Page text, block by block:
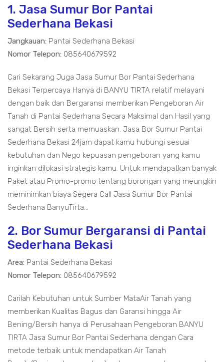
1. Jasa Sumur Bor Pantai
Sederhana Bekasi
Jangkauan: Pantai Sederhana Bekasi
Nomor Telepon: 085640679592
Cari Sekarang Juga Jasa Sumur Bor Pantai Sederhana
Bekasi Terpercaya Hanya di BANYU TIRTA relatif melayani
dengan baik dan Bergaransi memberikan Pengeboran Air
Tanah di Pantai Sederhana Secara Maksimal dan Hasil yang
sangat Bersih serta memuaskan. Jasa Bor Sumur Pantai
Sederhana Bekasi 24jam dapat kamu hubungi sesuai
kebutuhan dan Nego kepuasan pengeboran yang kamu
inginkan dilokasi strategis kamu. Untuk mendapatkan banyak
Paket atau Promo-promo tentang borongan yang meungkin
meminimkan biaya Segera Call Jasa Sumur Bor Pantai
Sederhana BanyuTirta...
2. Bor Sumur Bergaransi di Pantai
Sederhana Bekasi
Area: Pantai Sederhana Bekasi
Nomor Telepon: 085640679592
Carilah Kebutuhan untuk Sumber MataAir Tanah yang
memberikan Kualitas Bagus dan Garansi hingga Air
Bening/Bersih hanya di Perusahaan Pengeboran BANYU
TIRTA Jasa Sumur Bor Pantai Sederhana dengan Cara
metode terbaik untuk mendapatkan Air Tanah